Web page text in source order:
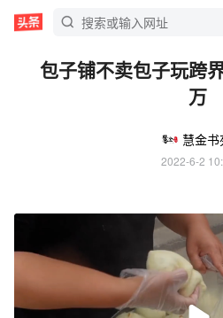
包子铺不卖包子玩跨
万
慧金书
2022-6-2